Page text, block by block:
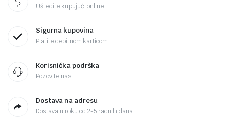
Uštedite kupujući online
Sigurna kupovina
Platite debitnom karticom
Korisnička podrška
Pozovite nas
Dostava na adresu
Dostava u roku od 2-5 radnih dana